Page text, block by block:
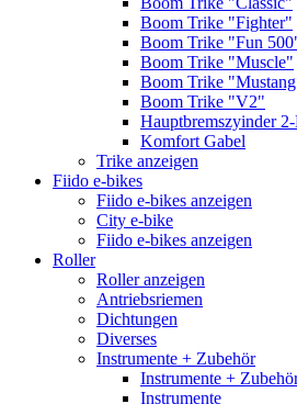
Boom Trike "Fighter"
Boom Trike "Fun
Boom Trike "Muscle"
Boom Trike
Boom Trike "V2"
Hauptbremszyinder
Komfort Gabel
Trike anzeigen
Fiido e-bikes
Fiido e-bikes anzeigen
City e-bike
Fiido e-bikes anzeigen
Roller
Roller anzeigen
Antriebsriemen
Dichtungen
Diverses
Instrumente + Zubehör
Instrumente +
Instrumente